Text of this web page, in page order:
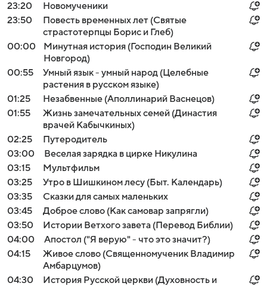
23:20
Новомученики
23:50
Повесть временных лет (Святые
страстотерпцы Борис и Глеб)
00:00
Минутная история (Господин Великий
Новгород)
00:55
Умный язык - умный народ (Целебные
растения в русском языке)
01:25
Незабвенные (Аполлинарий Васнецов)
01:55
Жизнь замечательных семей (Династия
врачей Кабычкиных)
02:25
Путеродитель
03:00
Веселая зарядка в цирке Никулина
03:15
Мультфильм
03:25
Утро в Шишкином лесу (Быт. Календарь)
03:35
Сказки для самых маленьких
03:45
Доброе слово (Как самовар запрягли)
03:50
Истории Ветхого завета (Перевод Библии)
04:00
Апостол ("Я верую" - что это значит?)
04:15
Живое слово (Священномученик Владимир
Амбарцумов)
04:30
История Русской церкви (Духовность и